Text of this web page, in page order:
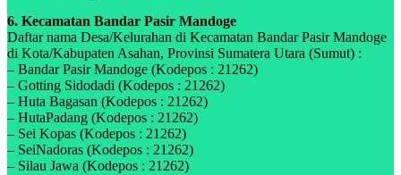
6. Kecamatan Bandar Pasir Mandoge
Daftar nama Desa/Kelurahan di Kecamatan Bandar Pasir Mandoge
di Kota/Kabupaten Asahan, Provinsi Sumatera Utara (Sumut) :
– Bandar Pasir Mandoge (Kodepos : 21262)
– Gotting Sidodadi (Kodepos : 21262)
– Huta Bagasan (Kodepos : 21262)
– HutaPadang (Kodepos : 21262)
– Sei Kopas (Kodepos : 21262)
– SeiNadoras (Kodepos : 21262)
– Silau Jawa (Kodepos : 21262)